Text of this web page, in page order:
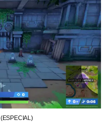
(ESPECIAL)